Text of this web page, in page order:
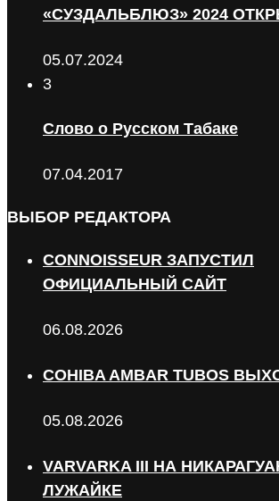
«СУЗДАЛЬБЛЮЗ» 2024
05.07.2024
3
Слово о Русском Табаке
07.04.2017
ВЫБОР РЕДАКТОРА
CONNOISSEUR ЗАПУСТИЛ
ОФИЦИАЛЬНЫЙ САЙТ
06.08.2026
COHIBA AMBAR TUBOS
05.08.2026
VARVARKA III НА
ЛУЖАЙКЕ